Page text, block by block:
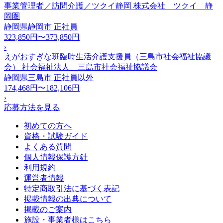
事業管理者／訪問介護／ツクイ静岡 株式会社 ツクイ 静
岡圏
静岡県静岡市 正社員
323,850円〜373,850円
›
えがおすぎな班臨時生活介護支援員（三島市社会福祉協議
会） 社会福祉法人 三島市社会福祉協議会
静岡県三島市 正社員以外
174,468円〜182,106円
›
応募方法を見る
初めての方へ
資格・試験ガイド
よくある質問
個人情報保護方針
利用規約
運営者情報
特定商取引法に基づく表記
掲載情報の出典について
掲載のご案内
施設・事業者様はこちら